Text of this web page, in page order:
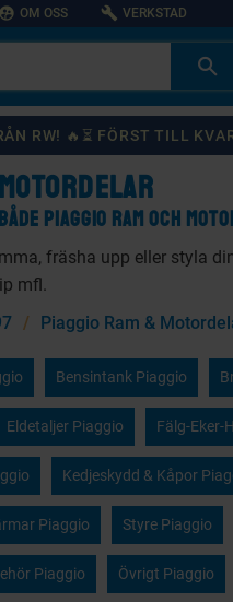
supervised_user_circle OM OSS build VERKSTAD
RW! 🔥⏳ FÖRST TILL
Piaggio Ram &
PIAGGIO RAM OCH
fräsha upp eller styla
mfl.
Bensintank Piaggio
Eldetaljer Piaggio Fälg-Eker-
Kedjeskydd & Kåpor
Piaggio Styre Piaggio
Piaggio Övrigt Piaggio